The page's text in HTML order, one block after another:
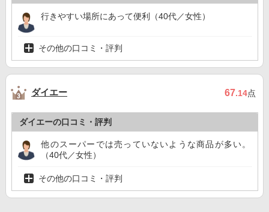
行きやすい場所にあって便利（40代／女性）
その他の口コミ・評判
ダイエー 67.14点
ダイエーの口コミ・評判
他のスーパーでは売っていないような商品が多い。
（40代／女性）
その他の口コミ・評判